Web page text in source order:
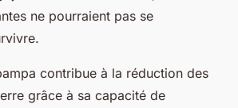
ne pourraient pas se
contribue à la réduction des
grâce à sa capacité de